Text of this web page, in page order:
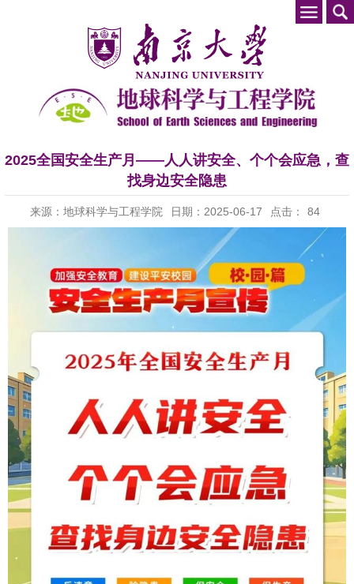
2025全国安全生产月——人人讲安全、个个会应急，查
找身边安全隐患
来源：地球科学与工程学院 日期：2025-06-17 点击： 84